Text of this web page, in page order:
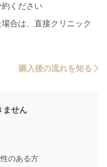
約ください
合は、直接クリニック
購入後の流れを知る
ません
のある方